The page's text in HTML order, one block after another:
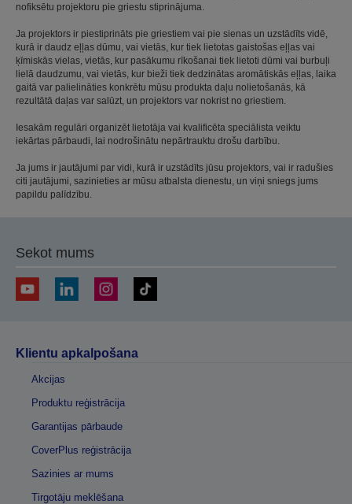
nofiksētu projektoru pie griestu stiprinājuma.
Ja projektors ir piestiprināts pie griestiem vai pie sienas un uzstādīts vidē,
kurā ir daudz eļļas dūmu, vai vietās, kur tiek lietotas gaistošas eļļas vai
ķīmiskās vielas, vietās, kur pasākumu rīkošanai tiek lietoti dūmi vai burbuļi
lielā daudzumu, vai vietās, kur bieži tiek dedzinātas aromātiskās eļļas, laika
gaitā var palielināties konkrētu mūsu produkta daļu nolietošanās, kā
rezultātā daļas var salūzt, un projektors var nokrist no griestiem.
Iesakām regulāri organizēt lietotāja vai kvalificēta speciālista veiktu
iekārtas pārbaudi, lai nodrošinātu nepārtrauktu drošu darbību.
Ja jums ir jautājumi par vidi, kurā ir uzstādīts jūsu projektors, vai ir radušies
citi jautājumi, sazinieties ar mūsu atbalsta dienestu, un viņi sniegs jums
papildu palīdzību.
Sekot mums
Klientu apkalpošana
Akcijas
Produktu reģistrācija
Garantijas pārbaude
CoverPlus reģistrācija
Sazinies ar mums
Tirgotāju meklēšana